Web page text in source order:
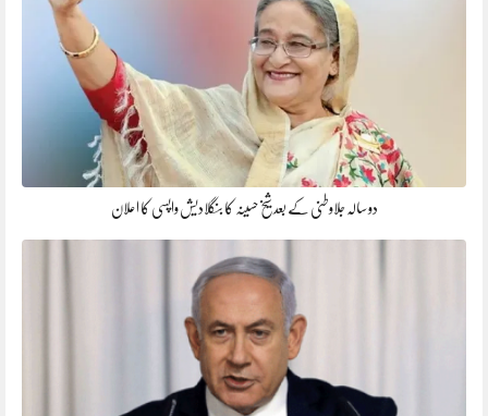
دو سالہ جلاوطنی کے بعد شیخ حسینہ کا بنگلادیش واپسی کا اعلان